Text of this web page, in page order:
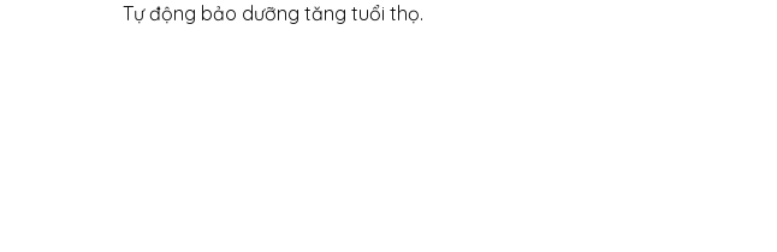
Tự động bảo dưỡng tăng tuổi thọ.